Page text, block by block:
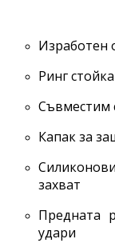
Изработен
Ринг
Съвместим
Капак за
захват
Предната
удари